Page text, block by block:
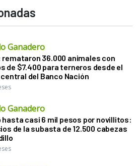
Ganadero
remataron 36.000 animales con
de $7.400 para terneros desde el
del Banco Nación
Ganadero
hasta casi 6 mil pesos por novillitos:
de la subasta de 12.500 cabezas